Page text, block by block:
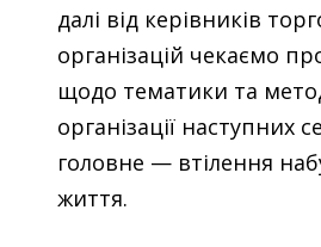
далі від керівників
організацій чекаємо
щодо тематики та
організації наступних
головне — втілення
життя.